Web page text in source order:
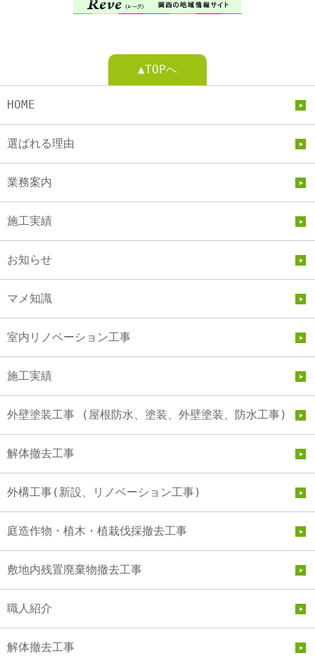
▲TOPへ
HOME
選ばれる理由
業務案内
施工実績
お知らせ
マメ知識
室内リノベーション工事
施工実績
外壁塗装工事 (屋根防水、塗装、外壁塗装、防水工事)
解体撤去工事
外構工事(新設、リノベーション工事)
庭造作物・植木・植栽伐採撤去工事
敷地内残置廃棄物撤去工事
職人紹介
解体撤去工事